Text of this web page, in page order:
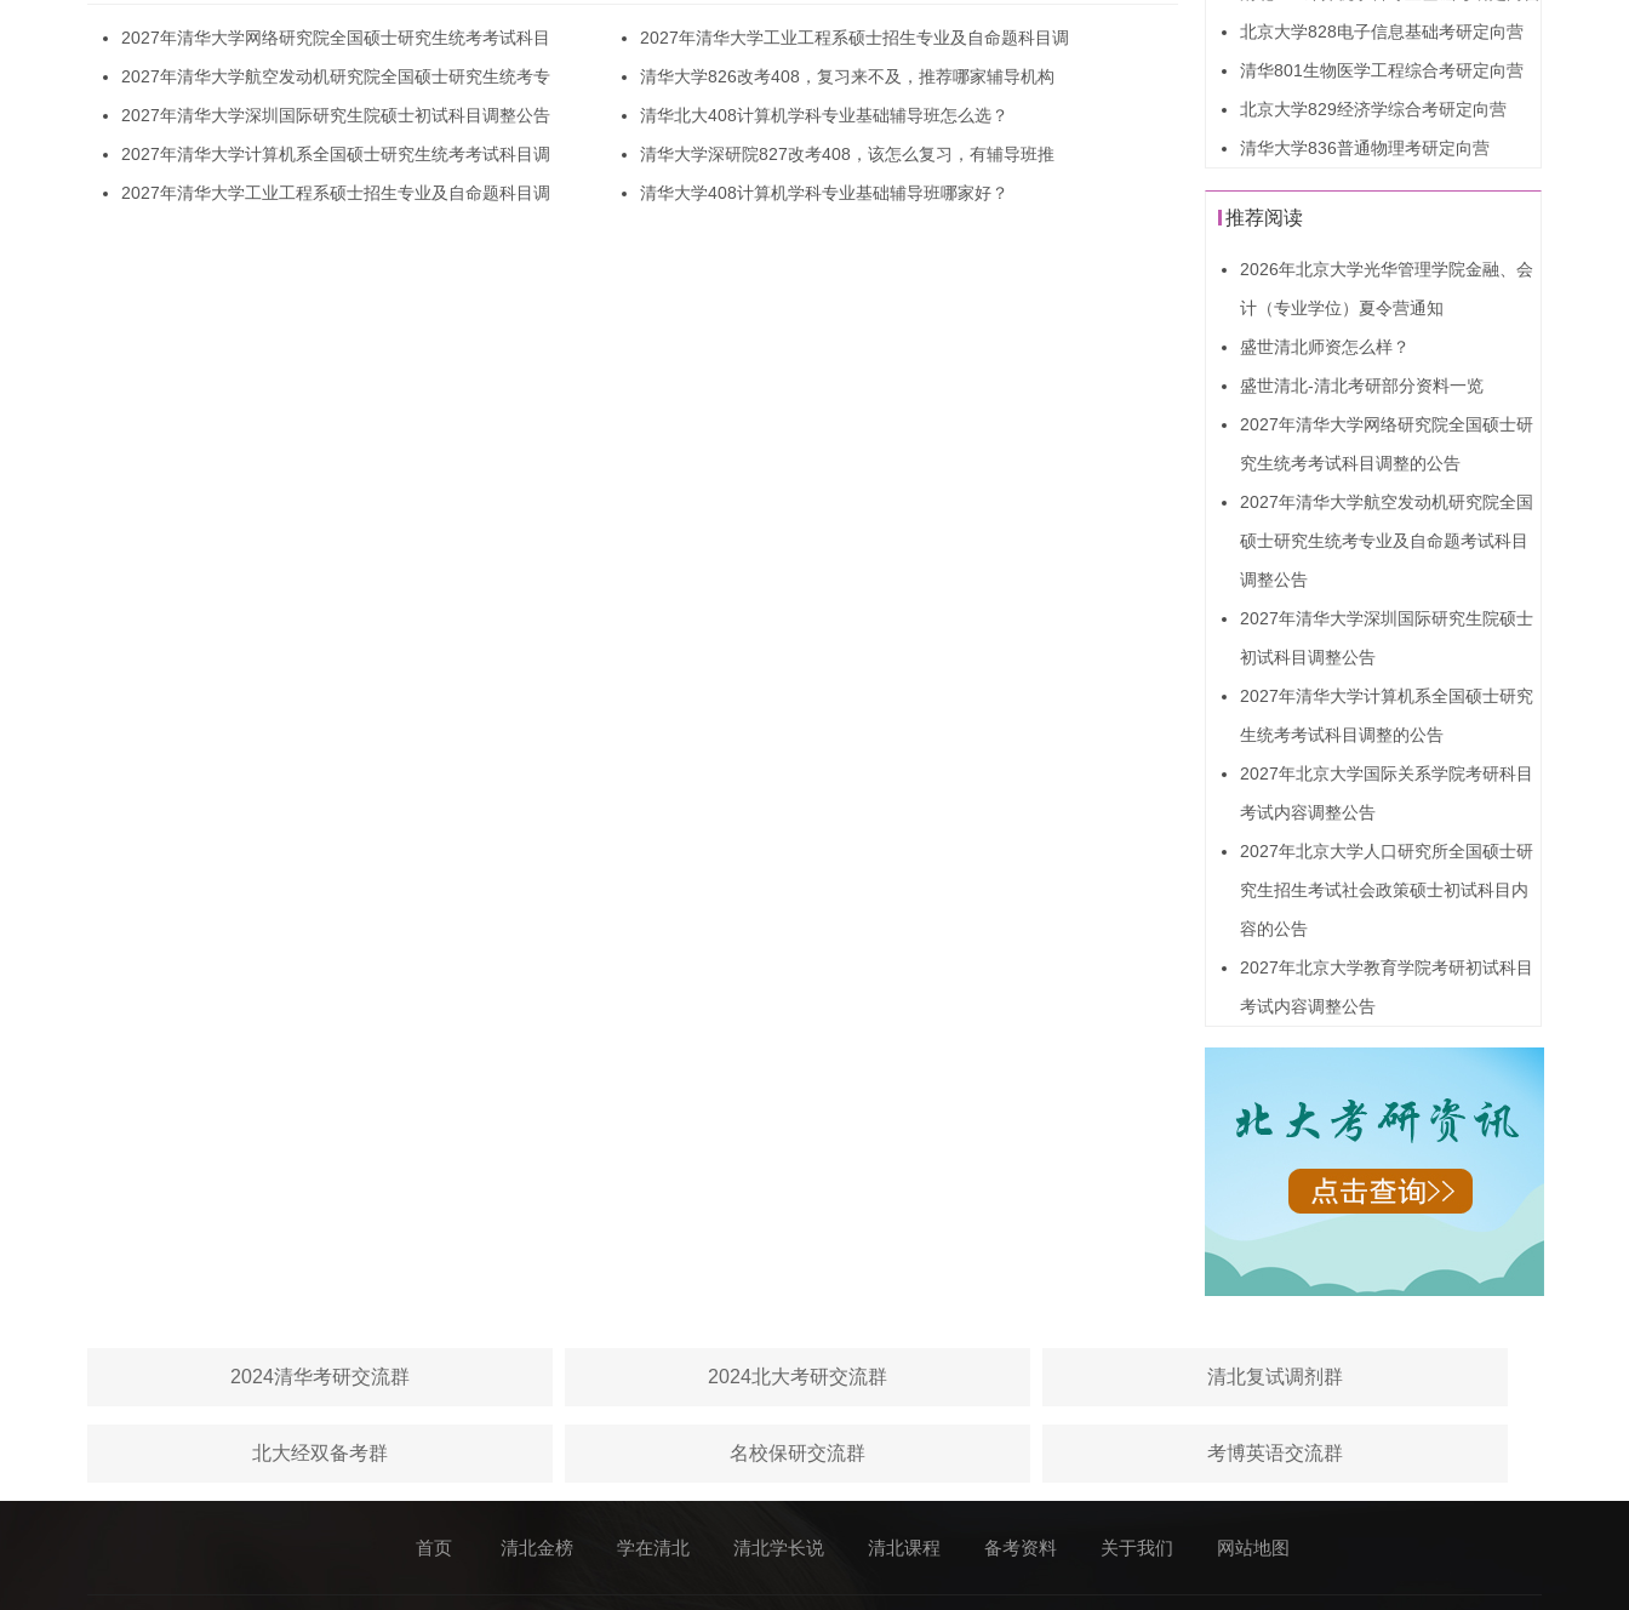
2027年清华大学网络研究院全国硕士研究生统考考试科目
2027年清华大学航空发动机研究院全国硕士研究生统考专
2027年清华大学深圳国际研究生院硕士初试科目调整公告
2027年清华大学计算机系全国硕士研究生统考考试科目调
2027年清华大学工业工程系硕士招生专业及自命题科目调
2027年清华大学工业工程系硕士招生专业及自命题科目调
清华大学826改考408，复习来不及，推荐哪家辅导机构
清华北大408计算机学科专业基础辅导班怎么选？
清华大学深研院827改考408，该怎么复习，有辅导班推
清华大学408计算机学科专业基础辅导班哪家好？
北京大学828电子信息基础考研定向营
清华801生物医学工程综合考研定向营
北京大学829经济学综合考研定向营
清华大学836普通物理考研定向营
推荐阅读
2026年北京大学光华管理学院金融、会
计（专业学位）夏令营通知
盛世清北师资怎么样？
盛世清北-清北考研部分资料一览
2027年清华大学网络研究院全国硕士研
究生统考考试科目调整的公告
2027年清华大学航空发动机研究院全国
硕士研究生统考专业及自命题考试科目
调整公告
2027年清华大学深圳国际研究生院硕士
初试科目调整公告
2027年清华大学计算机系全国硕士研究
生统考考试科目调整的公告
2027年北京大学国际关系学院考研科目
考试内容调整公告
2027年北京大学人口研究所全国硕士研
究生招生考试社会政策硕士初试科目内
容的公告
2027年北京大学教育学院考研初试科目
考试内容调整公告
2024清华考研交流群 2024北大考研交流群 清北复试调剂群
北大经双备考群 名校保研交流群 考博英语交流群
首页 清北金榜 学在清北 清北学长说 清北课程 备考资料 关于我们 网站地图